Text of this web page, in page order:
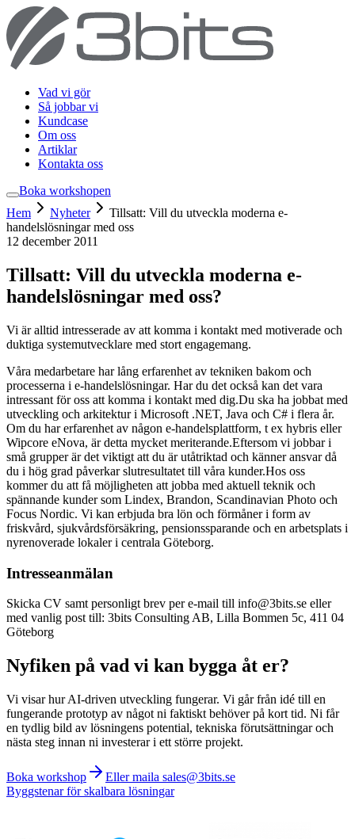
Vad vi gör
Så jobbar vi
Kundcase
Om oss
Artiklar
Kontakta oss
Boka workshopen
Hem
Nyheter
Tillsatt: Vill du utveckla moderna e-
handelslösningar med oss
12 december 2011
Tillsatt: Vill du utveckla moderna e-
handelslösningar med oss?
Vi är alltid intresserade av att komma i kontakt med motiverade och
duktiga systemutvecklare med stort engagemang.
Våra medarbetare har lång erfarenhet av tekniken bakom och
processerna i e-handelslösningar. Har du det också kan det vara
intressant för oss att komma i kontakt med dig.Du ska ha jobbat med
utveckling och arkitektur i Microsoft .NET, Java och C# i flera år.
Om du har erfarenhet av någon e-handelsplattform, t ex hybris eller
Wipcore eNova, är detta mycket meriterande.Eftersom vi jobbar i
små grupper är det viktigt att du är utåtriktad och känner ansvar då
du i hög grad påverkar slutresultatet till våra kunder.Hos oss
kommer du att få möjligheten att jobba med aktuell teknik och
spännande kunder som Lindex, Brandon, Scandinavian Photo och
Focus Nordic. Vi kan erbjuda bra lön och förmåner i form av
friskvård, sjukvårdsförsäkring, pensionssparande och en arbetsplats i
nyrenoverade lokaler i centrala Göteborg.
Intresseanmälan
Skicka CV samt personligt brev per e-mail till info@3bits.se eller
med vanlig post till: 3bits Consulting AB, Lilla Bommen 5c, 411 04
Göteborg
Nyfiken på vad vi kan bygga åt er?
Vi visar hur AI-driven utveckling fungerar. Vi går från idé till en
fungerande prototyp av något ni faktiskt behöver på kort tid. Ni får
en tydlig bild av lösningens potential, tekniska förutsättningar och
nästa steg innan ni investerar i ett större projekt.
Boka workshop
Eller maila sales@3bits.se
Byggstenar för skalbara lösningar